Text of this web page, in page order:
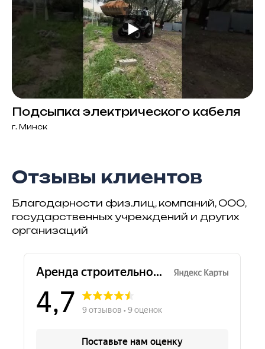
Подсыпка электрического кабеля
г. Минск
Отзывы клиентов
Благодарности физ.лиц, компаний, ООО,
государственных учреждений и других
организаций